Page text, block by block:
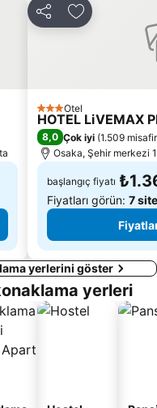
Oike Station
Station
Market
Paylaş Favorilerime
3 Yıldız
Otel
HOTEL LiVEMAX
8,0 Çok iyi (1.509
Osaka, Şehir merkezi
başlangıç fiyatı
Fiyatları görün: 7 site
yerlerini göster
yerleri